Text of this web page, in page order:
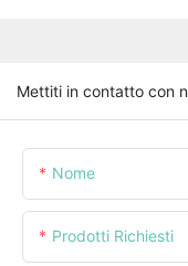
Mettiti in contatto con
Nome
Prodotti Richiesti